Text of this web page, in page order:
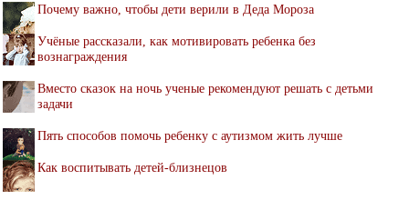
Почему важно, чтобы дети верили в Деда Мороза
Учёные рассказали, как мотивировать ребенка без
вознаграждения
Вместо сказок на ночь ученые рекомендуют решать с детьми
задачи
Пять способов помочь ребенку с аутизмом жить лучше
Как воспитывать детей-близнецов